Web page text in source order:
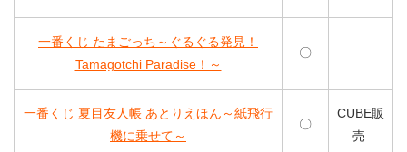
一番くじ たまごっち～ぐるぐる発見！
Tamagotchi Paradise！～
〇
一番くじ 夏目友⼈帳 あとりえほん～紙⾶⾏
機に乗せて～
〇
CUBE販
売